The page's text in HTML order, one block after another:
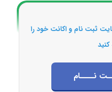
ثبت نام و اکانت خود را
کنید
نــــام